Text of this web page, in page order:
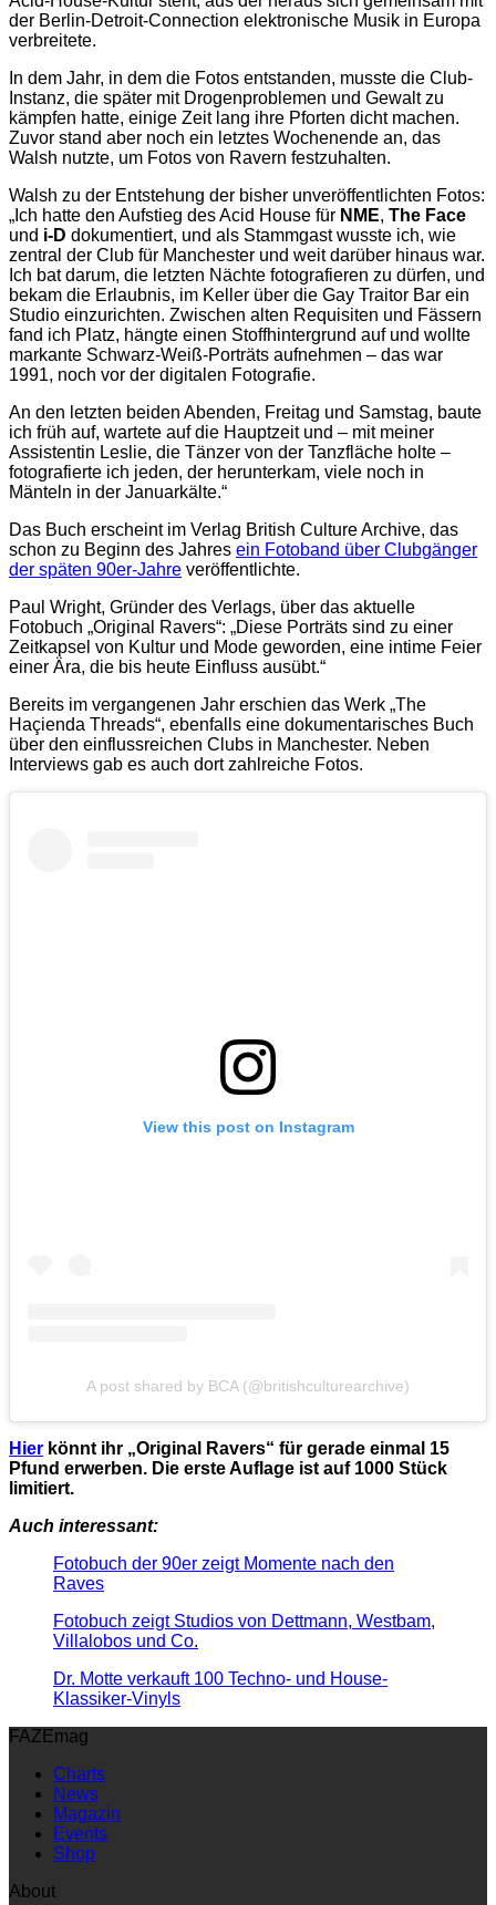
der Berlin-Detroit-Connection elektronische Musik in Europa
verbreitete.
In dem Jahr, in dem die Fotos entstanden, musste die Club-
Instanz, die später mit Drogenproblemen und Gewalt zu
kämpfen hatte, einige Zeit lang ihre Pforten dicht machen.
Zuvor stand aber noch ein letztes Wochenende an, das
Walsh nutzte, um Fotos von Ravern festzuhalten.
Walsh zu der Entstehung der bisher unveröffentlichten Fotos:
„Ich hatte den Aufstieg des Acid House für NME, The Face
und i-D dokumentiert, und als Stammgast wusste ich, wie
zentral der Club für Manchester und weit darüber hinaus war.
Ich bat darum, die letzten Nächte fotografieren zu dürfen, und
bekam die Erlaubnis, im Keller über die Gay Traitor Bar ein
Studio einzurichten. Zwischen alten Requisiten und Fässern
fand ich Platz, hängte einen Stoffhintergrund auf und wollte
markante Schwarz-Weiß-Porträts aufnehmen – das war
1991, noch vor der digitalen Fotografie.
An den letzten beiden Abenden, Freitag und Samstag, baute
ich früh auf, wartete auf die Hauptzeit und – mit meiner
Assistentin Leslie, die Tänzer von der Tanzfläche holte –
fotografierte ich jeden, der herunterkam, viele noch in
Mänteln in der Januarkälte.“
Das Buch erscheint im Verlag British Culture Archive, das
schon zu Beginn des Jahres ein Fotoband über Clubgänger
der späten 90er-Jahre veröffentlichte.
Paul Wright, Gründer des Verlags, über das aktuelle
Fotobuch „Original Ravers“: „Diese Porträts sind zu einer
Zeitkapsel von Kultur und Mode geworden, eine intime Feier
einer Ära, die bis heute Einfluss ausübt.“
Bereits im vergangenen Jahr erschien das Werk „The
Haçienda Threads“, ebenfalls eine dokumentarisches Buch
über den einflussreichen Clubs in Manchester. Neben
Interviews gab es auch dort zahlreiche Fotos.
View this post on Instagram
A post shared by BCA (@britishculturearchive)
Hier könnt ihr „Original Ravers“ für gerade einmal 15
Pfund erwerben. Die erste Auflage ist auf 1000 Stück
limitiert.
Auch interessant:
Fotobuch der 90er zeigt Momente nach den
Raves
Fotobuch zeigt Studios von Dettmann, Westbam,
Villalobos und Co.
Dr. Motte verkauft 100 Techno- und House-
Klassiker-Vinyls
FAZEmag
Charts
News
Magazin
Events
Shop
About